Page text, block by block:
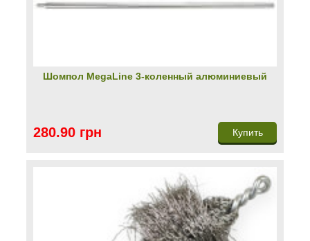
Шомпол MegaLine 3-коленный алюминиевый
280.90 грн Купить